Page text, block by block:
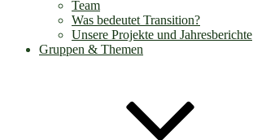
Team
Was bedeutet Transition?
Unsere Projekte und Jahresberichte
Gruppen & Themen